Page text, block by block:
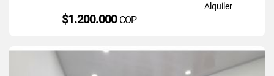
Alquiler
$1.200.000 COP